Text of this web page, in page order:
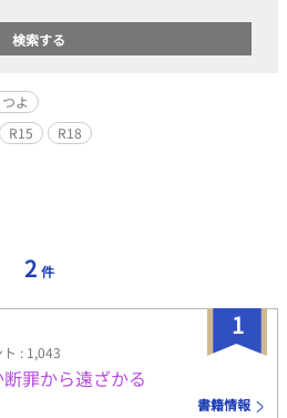
よ
R15 R18
2 件
1
: 1,043
罪から遠ざかる
書籍情報